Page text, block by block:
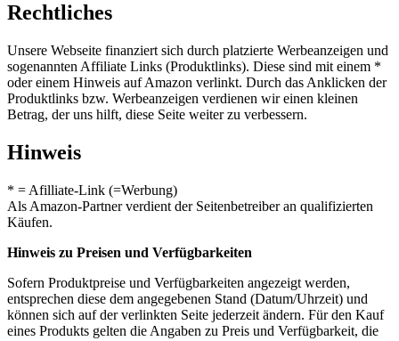
Rechtliches
Unsere Webseite finanziert sich durch platzierte Werbeanzeigen und
sogenannten Affiliate Links (Produktlinks). Diese sind mit einem *
oder einem Hinweis auf Amazon verlinkt. Durch das Anklicken der
Produktlinks bzw. Werbeanzeigen verdienen wir einen kleinen
Betrag, der uns hilft, diese Seite weiter zu verbessern.
Hinweis
* = Afilliate-Link (=Werbung)
Als Amazon-Partner verdient der Seitenbetreiber an qualifizierten
Käufen.
Hinweis zu Preisen und Verfügbarkeiten
Sofern Produktpreise und Verfügbarkeiten angezeigt werden,
entsprechen diese dem angegebenen Stand (Datum/Uhrzeit) und
können sich auf der verlinkten Seite jederzeit ändern. Für den Kauf
eines Produkts gelten die Angaben zu Preis und Verfügbarkeit, die